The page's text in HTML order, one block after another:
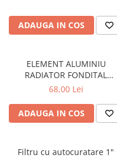
ADAUGA IN COS
ELEMENT ALUMINIU
RADIATOR FONDITAL
EXCLUSIVO D3 600
68,00 Lei
ADAUGA IN COS
Filtru cu autocuratare 1"